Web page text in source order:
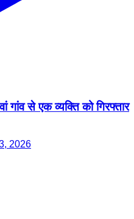
से एक व्यक्ति को गिरफ्तार
2026